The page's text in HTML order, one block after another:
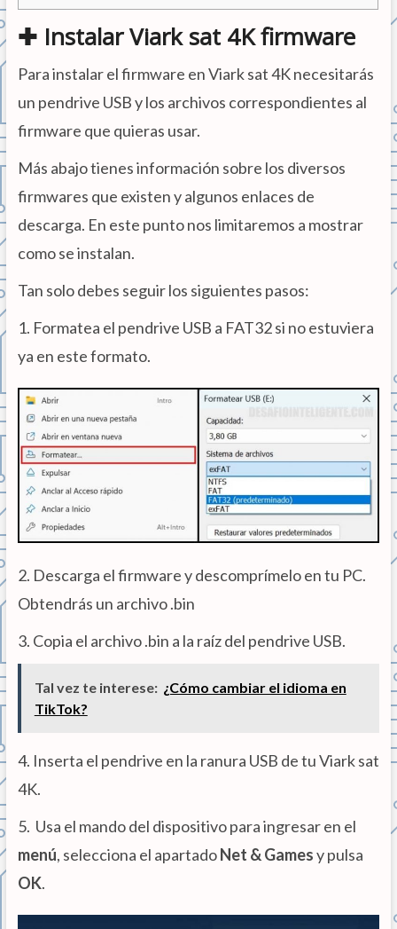
✚ Instalar Viark sat 4K firmware
Para instalar el firmware en Viark sat 4K necesitarás
un pendrive USB y los archivos correspondientes al
firmware que quieras usar.
Más abajo tienes información sobre los diversos
firmwares que existen y algunos enlaces de
descarga. En este punto nos limitaremos a mostrar
como se instalan.
Tan solo debes seguir los siguientes pasos:
1. Formatea el pendrive USB a FAT32 si no estuviera
ya en este formato.
2. Descarga el firmware y descomprímelo en tu PC.
Obtendrás un archivo .bin
3. Copia el archivo .bin a la raíz del pendrive USB.
Tal vez te interese: ¿Cómo cambiar el idioma en
TikTok?
4. Inserta el pendrive en la ranura USB de tu Viark sat
4K.
5. Usa el mando del dispositivo para ingresar en el
menú, selecciona el apartadoNet & Gamesy pulsa
OK.